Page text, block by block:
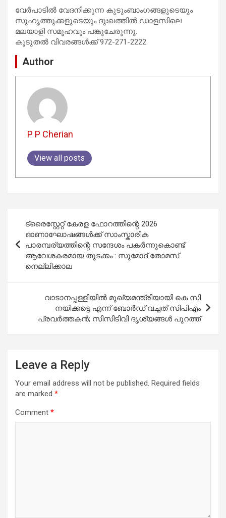
വേർപാടിൽ വേദനിക്കുന്ന കുടുംബാംഗങ്ങളുടെയും
സുഹൃത്തുക്കളുടെയും ദുഃഖത്തിൽ ഡാളസിലെ
മലയാളി സമൂഹവും പങ്കുചേരുന്നു.
കൂടുതൽ വിവരങ്ങൾക്ക് 972-271-2222
Author
P P Cherian
View all posts
navigation
ട്രൈസ്റ്റേറ്റ് കേരള ഫോറത്തിന്റെ 2026
ഓണാഘോഷങ്ങൾക്ക് സാംസ്കാരിക
പാരമ്പര്യത്തിന്റെ സന്ദേശം പകർന്നുകൊണ്ട്
ആവേശകരമായ തുടക്കം : സുമോദ് തോമസ്
നെല്ലിക്കാല
വാടാനപ്പള്ളിയിൽ മുഖ്യമന്ത്രിയായി കെ സി
നയിക്കട്ടെ എന്ന് ബോര്‍ഡ് വച്ചത് സിപിഎം
പ്രവർത്തകൻ; സിസിടിവി ദൃശ്യങ്ങൾ പുറത്ത്
Leave a Reply
Your email address will not be published. Required fields
are marked *
Comment *